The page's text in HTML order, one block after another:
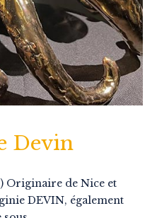
Devin
Originaire de Nice et
DEVIN, également